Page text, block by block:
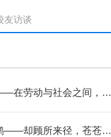
友访谈
在劳动与社会之间，探
——却顾所来径，苍苍横